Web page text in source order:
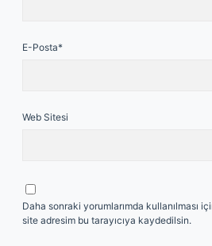
E-Posta*
Web Sitesi
Daha sonraki yorumlarımda kullanılması
site adresim bu tarayıcıya kaydedilsin.